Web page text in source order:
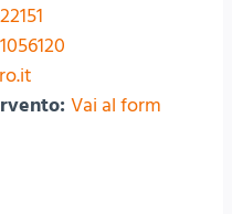
Vai al form